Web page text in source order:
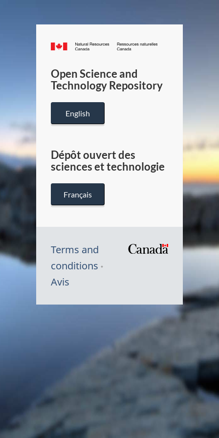
Canada.ca
/
Canada
Open Science and
Technology Repository
English
Dépôt ouvert des
sciences et technologie
Français
Terms and
conditions
Avis
du